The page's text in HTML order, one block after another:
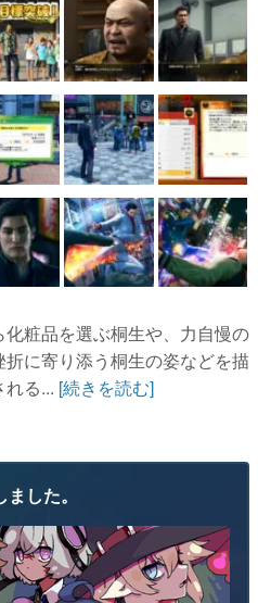
粧品を選ぶ桐生や、力自慢の
に寄り添う桐生の姿などを描
れる... [続きを読む]
した。